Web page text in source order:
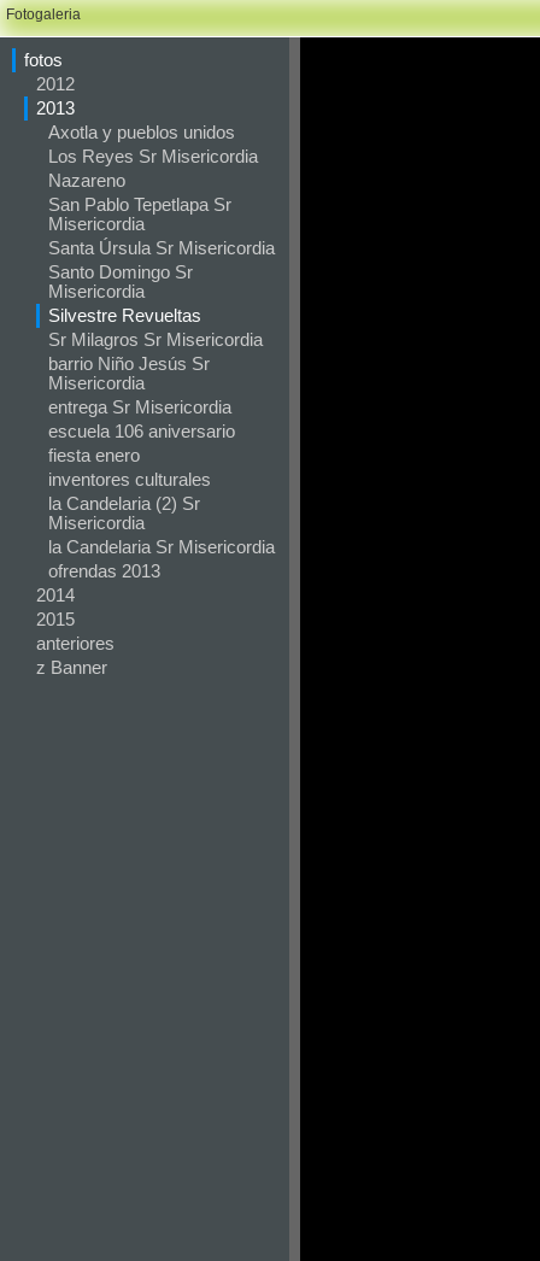
Fotogaleria
fotos
2012
2013
Axotla y pueblos unidos
Los Reyes Sr Misericordia
Nazareno
San Pablo Tepetlapa Sr
Misericordia
Santa Úrsula Sr Misericordia
Santo Domingo Sr
Misericordia
Silvestre Revueltas
Sr Milagros Sr Misericordia
barrio Niño Jesús Sr
Misericordia
entrega Sr Misericordia
escuela 106 aniversario
fiesta enero
inventores culturales
la Candelaria (2) Sr
Misericordia
la Candelaria Sr Misericordia
ofrendas 2013
2014
2015
anteriores
z Banner